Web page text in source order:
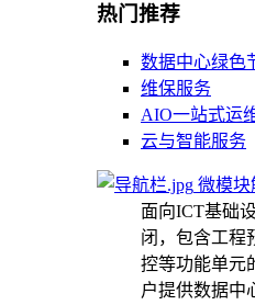
热门推荐
数据中心绿色
维保服务
AIO一站式运
云与智能服务
微模块
面向ICT基础
闭，包含工程
控等功能单元
户提供数据中